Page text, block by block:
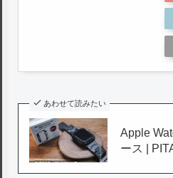
あわせて読みたい
Apple
ース |